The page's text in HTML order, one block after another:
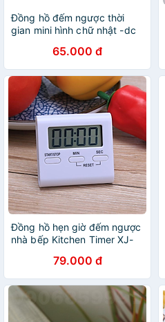
Đồng hồ đếm ngược thời
gian mini hình chữ nhật -dc
65.000 đ
Đồng hồ hẹn giờ đếm ngược
nhà bếp Kitchen Timer XJ-
79.000 đ